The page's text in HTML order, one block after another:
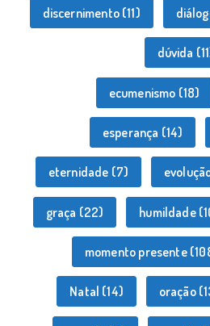
discernimento(11)
dúvida
ecumenismo (18)
esperança (14)
eternidade (7)
graça (22) humildade
momento presente
Natal (14) oração